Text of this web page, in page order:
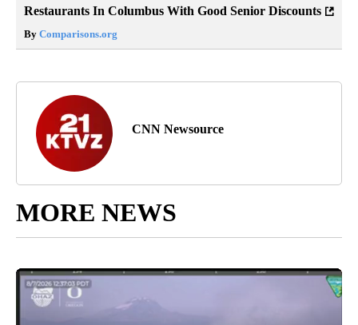
Restaurants In Columbus With Good Senior Discounts
By Comparisons.org
CNN Newsource
MORE NEWS